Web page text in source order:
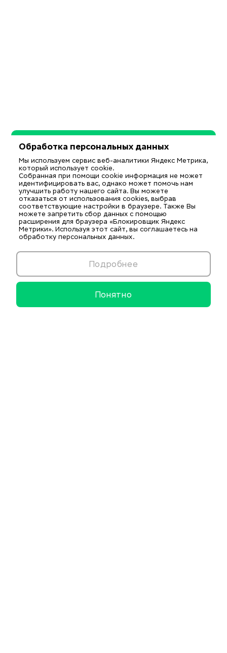
Обработка персональных данных
Мы используем сервис веб-аналитики Яндекс Метрика,
который использует cookie.
Собранная при помощи cookie информация не может
идентифицировать вас, однако может помочь нам
улучшить работу нашего сайта. Вы можете
отказаться от использования cookies, выбрав
соответствующие настройки в браузере. Также Вы
можете запретить сбор данных с помощью
расширения для браузера «Блокировщик Яндекс
Метрики». Используя этот сайт, вы соглашаетесь на
обработку персональных данных.
Подробнее
Понятно